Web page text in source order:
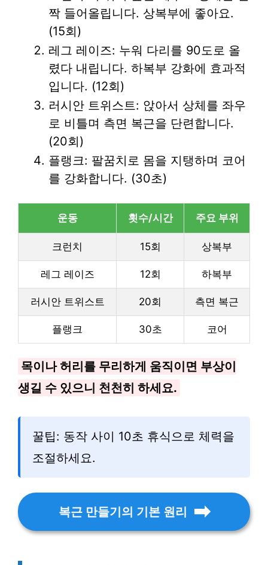
짝 들어올립니다. 상복부에 좋아요.
(15회)
레그 레이즈: 누워 다리를 90도로 올
렸다 내립니다. 하복부 강화에 효과적
입니다. (12회)
러시안 트위스트: 앉아서 상체를 좌우
로 비틀며 측면 복근을 단련합니다.
(20회)
플랭크: 팔꿈치로 몸을 지탱하며 코어
를 강화합니다. (30초)
운동 횟수/시간 주요 부위
크런치 15회 상복부
레그 레이즈 12회 하복부
러시안 트위스트 20회 측면 복근
플랭크 30초 코어
목이나 허리를 무리하게 움직이면 부상이
생길 수 있으니 천천히 하세요.
꿀팁: 동작 사이 10초 휴식으로 체력을
조절하세요.
복근 만들기의 기본 원리